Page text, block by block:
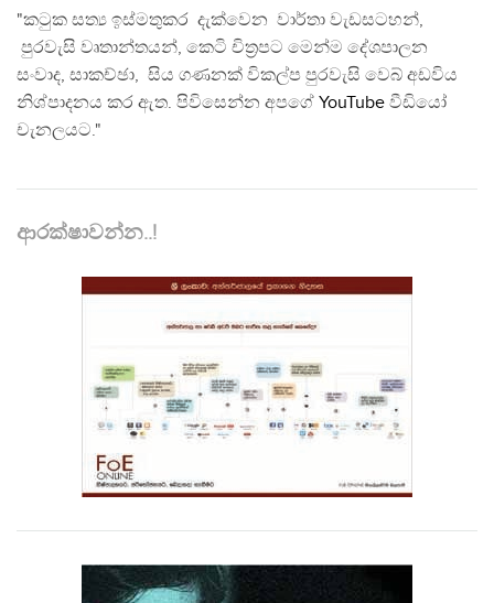
"කටුක සත්‍ය ඉස්මතුකර දැක්වෙන වාර්තා වැඩසටහන්,
පුරවැසි වෘතාන්තයන්, කෙටි චිත්‍රපට මෙන්ම දේශපාලන
සංවාද, සාකච්ඡා, සිය ගණනක් විකල්ප පුරවැසි වෙබ් අඩවිය
නිශ්පාදනය කර ඇත. පිවිසෙන්න අපගේ YouTube වීඩියෝ
චැනලයට."
ආරක්ෂාවන්න..!